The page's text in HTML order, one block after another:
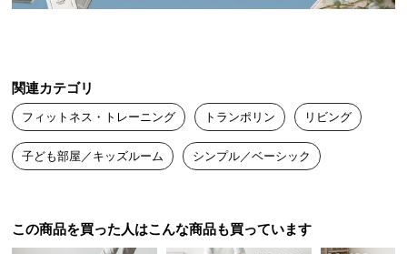
い
て
大
品
の
関連カテゴリ
フィットネス・トレーニング トランポリン リビング
子ども部屋／キッズルーム シンプル／ベーシック
この商品を買った人はこんな商品も買っています